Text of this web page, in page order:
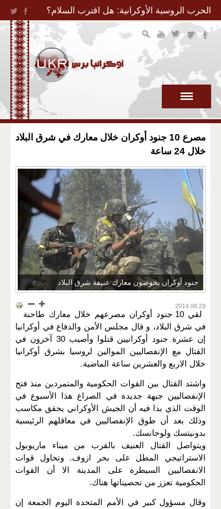
Jump to Navigation
الحرب الروسية الأوكرانية: هل اقترب السلام؟
مصرع 10 جنود أوكران خلال معارك في شرق البلاد
خلال 24 ساعة
جنود أوكران يخوضون معارك عنيفة شرق البلاد
2014.08.29
لقي 10 جنود أوكران مصرعهم خلال معارك طاحنة
في شرق البلاد، و قال مجلس الأمن والدفاع في أوكرانيا
إن عشرة جنود أوكرانيين قتلوا وأصيب 30 آخرون في
القتال مع الإنفصاليين الموالين لروسيا بشرق أوكرانيا
خلال الاربع والعشرين ساعة الماضية.
واشتد القتال بين القوات الحكومية والمتمردين منذ فتح
الإنفصاليين جبهة جديدة في الصراع هذا الأسبوع في
الوقت الذي بدا فيه أن الجيش الأوكراني يحقق مكاسب
وذلك بعد أن طوق الإنفصاليين في معاقلهم الرئيسية
بدونيتسك ولوجانسك.
ويتواصل القتال العنيف بالقرب من ميناء ماريوبول
الاستراتيجي المطل على بحر ازوف. وتحاول قوات
الانفصاليين السيطرة على المدينة الا أن القوات
الحكومية تعزز من تحصيناتها هناك.
وقال مسؤول كبير في الأمم المتحدة اليوم الجمعة إن